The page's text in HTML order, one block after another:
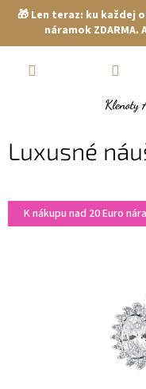
🎁 Len teraz: ku každej
náramok
Luxusné
K nákupu nad 20 Euro